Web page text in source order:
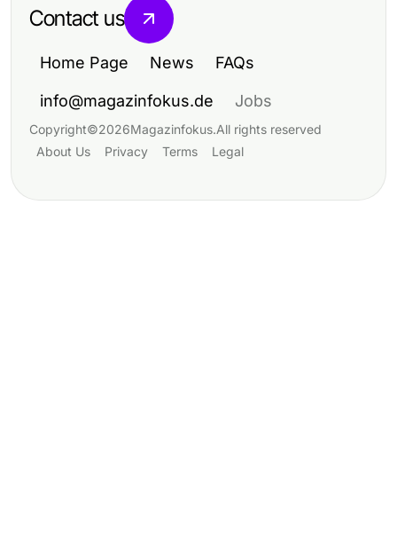
Contact us
Home Page News FAQs
info@magazinfokus.de Jobs
Copyright©2026Magazinfokus.All rights reserved
About Us
Privacy Terms Legal